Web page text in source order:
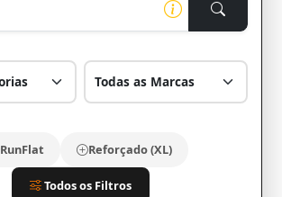
RunFlat Reforçado (XL)
Todos os Filtros